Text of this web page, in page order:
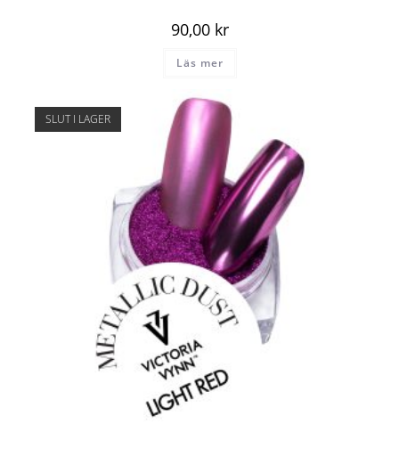
90,00 kr
Läs mer
SLUT I LAGER